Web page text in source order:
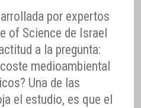
por expertos
of Science de Israel
a la pregunta:
medioambiental
Una de las
el estudio, es que el